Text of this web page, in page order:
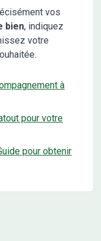
vos
bien, indiquez
votre
à
pour votre
pour obtenir